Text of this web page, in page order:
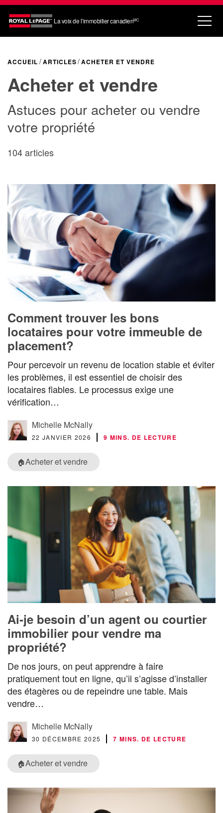
La voix de l’immobilier canadienMC
ACCUEIL ARTICLES ACHETER ET VENDRE
Acheter et vendre
Astuces pour acheter ou vendre
votre propriété
104 articles
Comment trouver les bons
locataires pour votre immeuble de
placement?
Pour percevoir un revenu de location stable et éviter
les problèmes, il est essentiel de choisir des
locataires fiables. Le processus exige une
vérification…
Michelle McNally
22 JANVIER 2026 9 MINS. DE LECTURE
🏠Acheter et vendre
Ai-je besoin d’un agent ou courtier
immobilier pour vendre ma
propriété?
De nos jours, on peut apprendre à faire
pratiquement tout en ligne, qu’il s’agisse d’installer
des étagères ou de repeindre une table. Mais
vendre…
Michelle McNally
30 DÉCEMBRE 2025 7 MINS. DE LECTURE
🏠Acheter et vendre